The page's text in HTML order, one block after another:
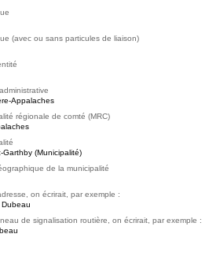
(avec ou sans particules de liaison)
Appalaches
régionale de comté (MRC)
Garthby (Municipalité)
de la municipalité
on écrirait, par exemple :
de signalisation routière, on écrirait, par exemple :